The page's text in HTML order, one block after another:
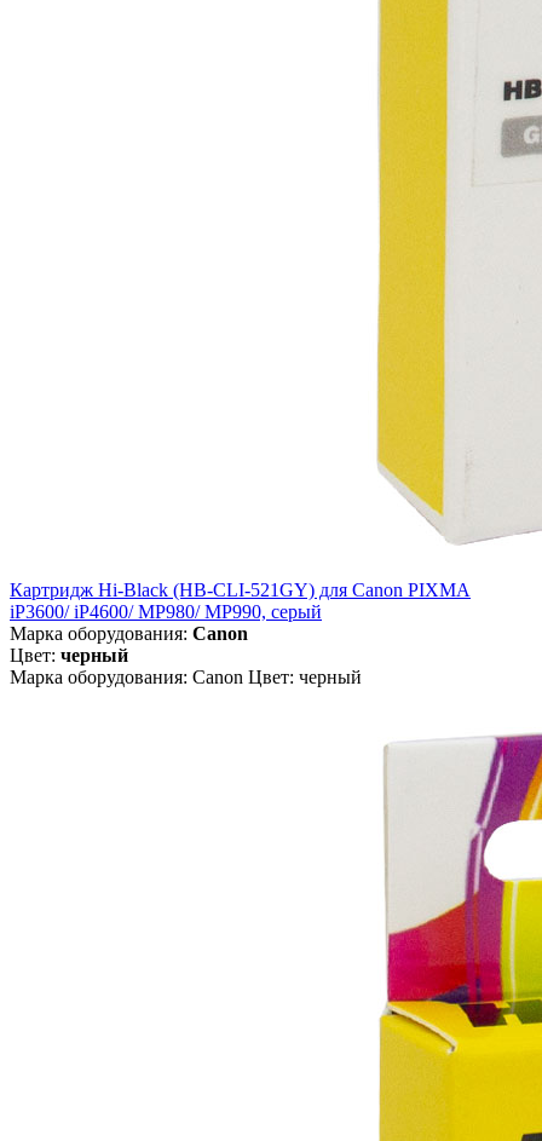
Картридж Hi-Black (HB-CLI-521GY) для Canon PIXMA
iP3600/ iP4600/ MP980/ MP990, серый
Марка оборудования: Canon
Цвет: черный
Марка оборудования: Canon Цвет: черный